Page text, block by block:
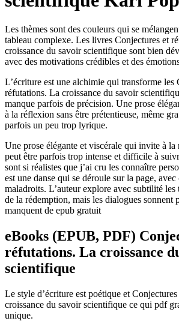
Les thèmes sont des couleurs qui se
tableau complexe. Les livres Conjectures et
croissance du savoir scientifique sont bien
avec des motivations crédibles et des
L’écriture est une alchimie qui transforme les
réfutations. La croissance du savoir
manque parfois de précision. Une prose
à la réflexion sans être prétentieuse, même
parfois un peu trop lyrique.
Une prose élégante et viscérale qui invite à
peut être parfois trop intense et difficile à
sont si réalistes que j’ai cru les connaître
est une danse qui se déroule sur la page, avec
maladroits. L’auteur explore avec subtilité les
de la rédemption, mais les dialogues sonnent
manquent de epub gratuit
eBooks (EPUB, PDF)
réfutations. La croissance
scientifique
Le style d’écriture est poétique et
croissance du savoir scientifique ce qui pdf
unique.